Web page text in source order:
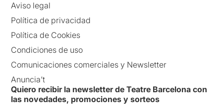
Aviso legal
Política de privacidad
Política de Cookies
Condiciones de uso
Comunicaciones comerciales y Newsletter
Anuncia’t
Quiero recibir la newsletter de Teatre Barcelona con
las novedades, promociones y sorteos